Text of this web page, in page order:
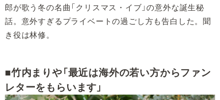
郎が歌う冬の名曲「クリスマス・イブ」の意外な誕生秘
話。意外すぎるプライベートの過ごし方も告白した。聞
き役は林修。
■竹内まりや「最近は海外の若い方からファン
レターをもらいます」